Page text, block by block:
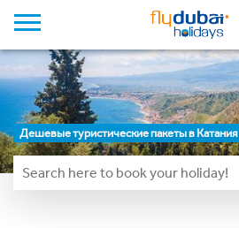
Дешевые туристические пакеты в Катания